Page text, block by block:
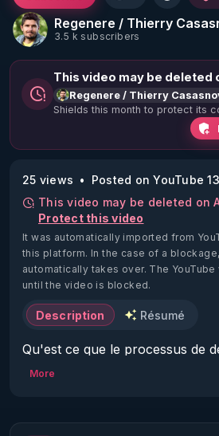
Regenere / Thierry
3.5 k subscribers
This video may be deleted
Regenere / Thierry
Shields this month to protect its
25 views
Posted on YouTube
This video may be deleted on
Protect this video
It was automatically imported from
this platform. In the case of a
automatically takes over. The
until the video is blocked.
Description Résumé
Qu'est ce que le processus de
sinon une attaque longue ,
More